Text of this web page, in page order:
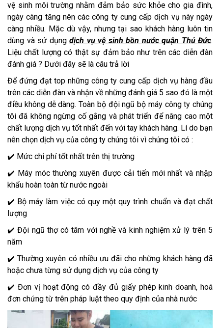
vệ sinh môi trường nhằm đảm bảo sức khỏe cho gia đình,
ngày càng tăng nên các công ty cung cấp dịch vụ này ngày
càng nhiều. Mặc dù vậy, nhưng tại sao khách hàng luôn tin
dùng và sử dụng dịch vụ vệ sinh bồn nước quận Thủ Đức.
Liệu chất lượng có thật sự đảm bảo như trên các diễn đàn
đánh giá ? Dưới đây sẽ là câu trả lời
Để đứng đạt top những công ty cung cấp dịch vụ hàng đầu
trên các diễn đàn và nhận về những đánh giá 5 sao đó là một
điều không dễ dàng. Toàn bộ đội ngũ bộ máy công ty chúng
tôi đã không ngừng cố gắng và phát triển để nâng cao một
chất lượng dịch vụ tốt nhất đến với tay khách hàng. Lí do bạn
nên chọn dịch vụ của công ty chúng tôi vì chúng tôi có :
✔️ Mức chi phí tốt nhất trên thị trường
✔️ Máy móc thường xuyên được cải tiến mới nhất và nhập
khẩu hoàn toàn từ nước ngoài
✔️ Bộ máy làm việc có quy một quy trình chuẩn và đạt chất
lượng
✔️ Đội ngũ thợ có tâm với nghề và kinh nghiệm xử lý trên 5
năm
✔️ Thường xuyên có nhiều ưu đãi cho những khách hàng đã
hoặc chưa từng sử dụng dịch vụ của công ty
✔️ Đơn vị hoạt động có đầy đủ giấy phép kinh doanh, hoá
đơn chứng từ trên pháp luật theo quy định của nhà nước